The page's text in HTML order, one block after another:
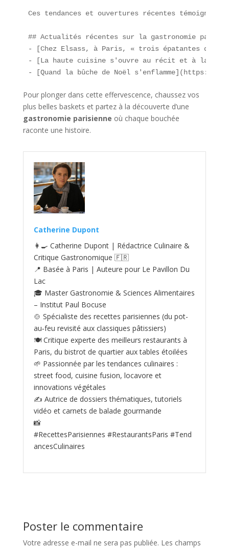
Ces tendances et ouvertures récentes
## Actualités récentes sur la gastronomie
- [Chez Elsass, à Paris, « trois épatantes
- [La haute cuisine s'ouvre au récit et à la
- [Quand la bûche de Noël s'enflamme](https://
Pour plonger dans cette effervescence, chaussez vos
plus belles baskets et partez à la découverte d’une
gastronomie parisienne où chaque bouchée
raconte une histoire.
Catherine Dupont
👩‍🍳 Catherine Dupont | Rédactrice Culinaire &
Critique Gastronomique 🇫🇷
📍 Basée à Paris | Auteure pour Le Pavillon Du
Lac
🎓 Master Gastronomie & Sciences Alimentaires
– Institut Paul Bocuse
🍲 Spécialiste des recettes parisiennes (du pot-
au‑feu revisité aux classiques pâtissiers)
🍽️ Critique experte des meilleurs restaurants à
Paris, du bistrot de quartier aux tables étoilées
🌱 Passionnée par les tendances culinaires :
street food, cuisine fusion, locavore et
innovations végétales
✍️ Autrice de dossiers thématiques, tutoriels
vidéo et carnets de balade gourmande
📸
#RecettesParisiennes #RestaurantsParis #Tend
ancesCulinaires
Poster le commentaire
Votre adresse e-mail ne sera pas publiée. Les champs